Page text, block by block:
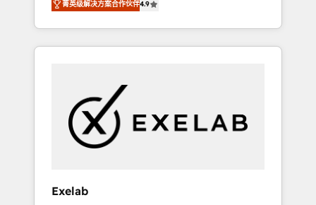
partner with SMEs across the UK who are
ready to turn HubSpot into the growth
engine it’s meant to be.
complexity increases. Highly certified in both
HubSpot and Salesforce, we bring deep
experience in CRM implementation,
growing mid-market and enterprise
organizations, our team combines strong
technical execution with real business
perspective. Many of our consultants have
operators need as their systems, data, and
菁英级解决方案合作伙伴4.9
Exelab